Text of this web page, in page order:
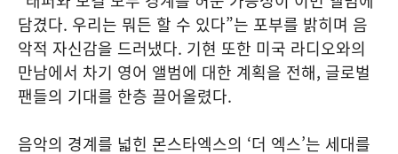
담겼다. 우리는 뭐든 할 수 있다”는 포부를 밝히며 음
악적 자신감을 드러냈다. 기현 또한 미국 라디오와의
만남에서 차기 영어 앨범에 대한 계획을 전해, 글로벌
팬들의 기대를 한층 끌어올렸다.
음악의 경계를 넓힌 몬스타엑스의 ‘더 엑스’는 세대를